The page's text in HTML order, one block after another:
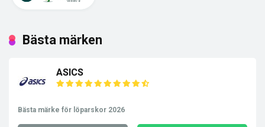
Bästa märken
ASICS
Bästa märke för löparskor 2026